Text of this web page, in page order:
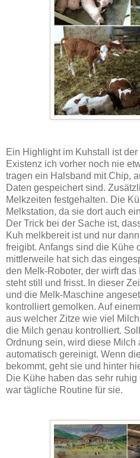
Ein Highlight im Kuhstall ist
Existenz ich vorher noch nie
tragen ein Halsband mit Chip,
Daten gespeichert sind.
Melkzeiten festgehalten. Die
Melkstation, da sie dort auch
Der Trick bei der Sache ist,
Kuh melkbereit ist und nur
freigibt. Anfangs sind die Kühe
mittlerweile hat sich das
den Melk-Roboter, der wirft
steht still und frisst. In dieser
und die Melk-Maschine
kontrolliert gemolken. Auf
aus welcher Zitze wie viel
die Milch genau kontrolliert.
Ordnung sein, wird diese Milch
automatisch gereinigt. Wenn
bekommt, geht sie und hinter
Die Kühe haben das sehr
war tägliche Routine für sie.